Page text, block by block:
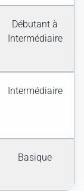
Débutant à
Intermédiaire
Intermédiaire
Basique